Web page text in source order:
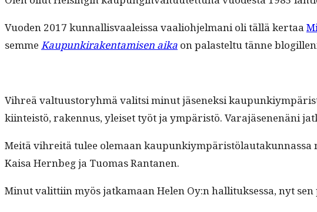
Vuo­den 2017 kun­nal­lis­vaaleis­sa vaalio­hjel­mani oli täl­lä ker­taa
semme Kaupunki­rak­en­tamisen aika on palastel­tu tänne
Vihreä val­tu­us­to­ryh­mä val­it­si min­ut jäsenek­si
kiin­teistö, raken­nus, yleiset työt ja ympäristö. Vara­jäse­nenäni
Meitä vihre­itä tulee ole­maan
Kaisa Hern­beg ja Tuo­mas Rantanen.
Min­ut valit­ti­in myös jatka­maan Helen Oy:n hal­li­tuk­ses­sa, nyt